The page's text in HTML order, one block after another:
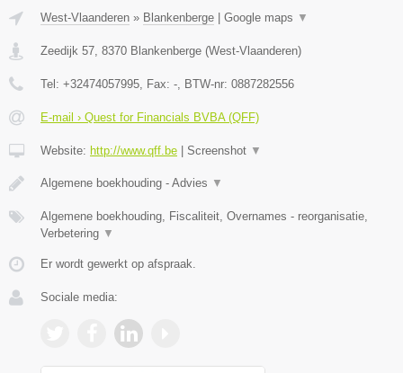
West-Vlaanderen » Blankenberge Google maps ▼
Zeedijk 57, 8370 Blankenberge (West-Vlaanderen)
Tel: +32474057995, Fax: -, BTW-nr: 0887282556
E-mail › Quest for Financials BVBA (QFF)
Website: http://www.qff.be Screenshot ▼
Algemene boekhouding - Advies ▼
Algemene boekhouding, Fiscaliteit, Overnames - reorganisatie,
Verbetering ▼
Er wordt gewerkt op afspraak.
Sociale media: